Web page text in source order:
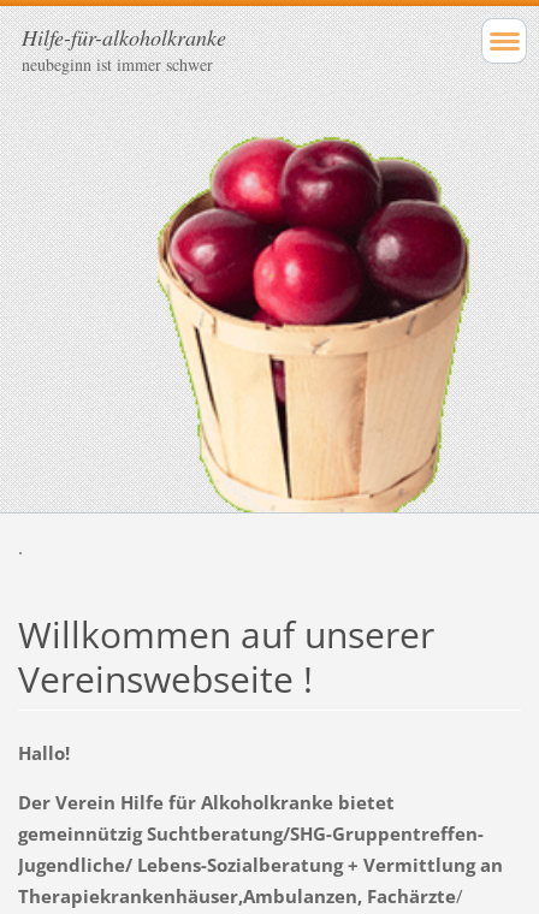
Hilfe-für-alkoholkranke
neubeginn ist immer schwer
.
Willkommen auf unserer
Vereinswebseite !
Hallo!
Der Verein Hilfe für Alkoholkranke bietet
gemeinnützig Suchtberatung/SHG-Gruppentreffen-
Jugendliche/ Lebens-Sozialberatung + Vermittlung an
Therapiekrankenhäuser,Ambulanzen,Fachärzte/